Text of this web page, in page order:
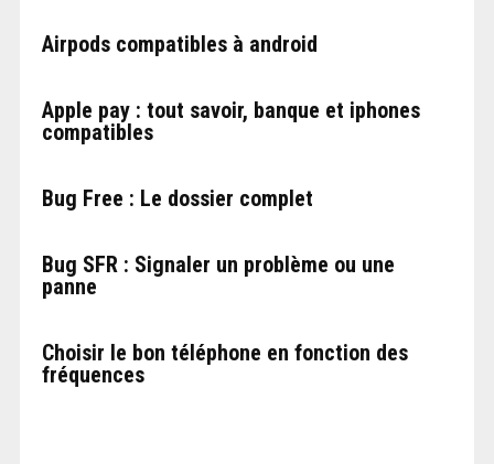
Airpods compatibles à android
Apple pay : tout savoir, banque et iphones
compatibles
Bug Free : Le dossier complet
Bug SFR : Signaler un problème ou une
panne
Choisir le bon téléphone en fonction des
fréquences